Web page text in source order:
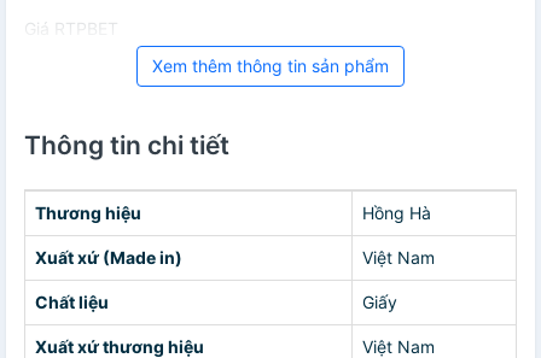
Giá RTPBET
Xem thêm thông tin sản phẩm
Thông tin chi tiết
Thương hiệu Hồng Hà
Xuất xứ (Made in) Việt Nam
Chất liệu Giấy
Xuất xứ thương hiệu Việt Nam